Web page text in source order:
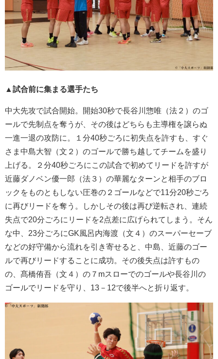
▲試合前に集まる選手たち
中大先攻で試合開始。開始30秒で長谷川惣唯（法２）のゴ
ールで先制点を奪うが、その後はどちらも主導権を譲らぬ
一進一退の攻防に。１分40秒ごろに初失点を許すも、すぐ
さま中島大智（文２）のゴールで勝ち越してチームを盛り
上げる。２分40秒ごろにこの試合で初めてリードを許すが
近藤ダノベン優一郎（法３）の華麗なターンと相手のブロ
ックをものともしない圧巻の２ゴールなどで11分20秒ごろ
に再びリードを奪う。しかしその後は再び逆転され、連続
失点で20分ごろにリードを2点差に広げられてしまう。そん
な中、23分ごろにGK風呂内海渡（文４）のスーパーセーブ
などの好守備から流れを引き寄せると、中島、近藤のゴー
ルで再びリードすることに成功。その後失点は許すもの
の、髙橋侑吾（文４）の７mスローでのゴールや長谷川の
ゴールでリードを守り、13－12で後半へと折り返す。